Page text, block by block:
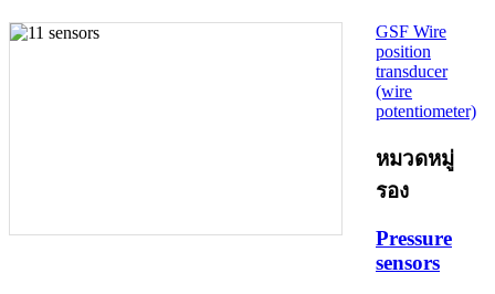
GSF Wire
position
transducer
(wire
potentiometer)
หมวดหมู่
รอง
Pressure
sensors